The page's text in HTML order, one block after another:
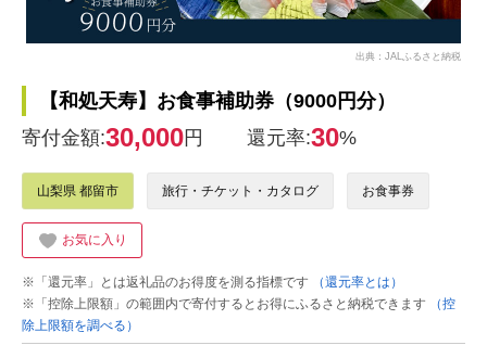
出典：JALふるさと納税
【和処天寿】お食事補助券（9000円分）
寄付金額:30,000円 還元率:30%
山梨県 都留市 旅行・チケット・カタログ お食事券
お気に入り
※「還元率」とは返礼品のお得度を測る指標です
（還元率とは）
※「控除上限額」の範囲内で寄付するとお得にふるさと納税できます
（控
除上限額を調べる）